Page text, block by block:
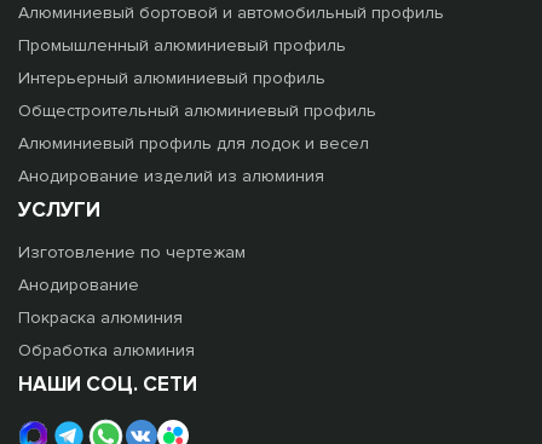
Алюминиевый бортовой и автомобильный профиль
Промышленный алюминиевый профиль
Интерьерный алюминиевый профиль
Общестроительный алюминиевый профиль
Алюминиевый профиль для лодок и весел
Анодирование изделий из алюминия
УСЛУГИ
Изготовление по чертежам
Анодирование
Покраска алюминия
Обработка алюминия
НАШИ СОЦ. СЕТИ